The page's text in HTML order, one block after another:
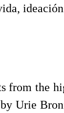
from the
Urie